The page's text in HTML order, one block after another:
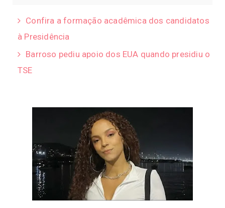
Confira a formação acadêmica dos candidatos
à Presidência
Barroso pediu apoio dos EUA quando presidiu o
TSE